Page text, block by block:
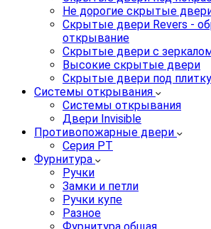
Не дорогие скрытые
Скрытые двери Revers -
открывание
Скрытые двери с
Высокие скрытые двери
Скрытые двери под
Системы открывания
Системы открывания
Двери Invisible
Противопожарные двери
Серия PT
Фурнитура
Ручки
Замки и петли
Ручки купе
Разное
Фурнитура общая